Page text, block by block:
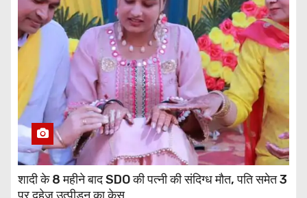
शादी के 8 महीने बाद SDO की पत्नी की संदिग्ध मौत, पति समेत 3